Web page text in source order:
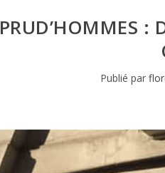
PRUD’HOMMES :
Publié par